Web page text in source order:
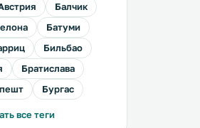
Балчик
Батуми
Бильбао
Братислава
Бургас
все теги